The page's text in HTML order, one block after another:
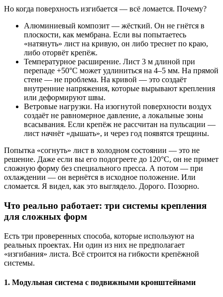
Но когда поверхность изгибается — всё ломается. Почему?
Алюминиевый композит — жёсткий. Он не гнётся в
плоскости, как мембрана. Если вы попытаетесь
«натянуть» лист на кривую, он либо треснет по краю,
либо оторвёт крепёж.
Температурное расширение. Лист 3 м длиной при
перепаде +50°C может удлиниться на 4–5 мм. На прямой
стене — не проблема. На кривой — это создаёт
внутренние напряжения, которые вырывают крепления
или деформируют швы.
Ветровые нагрузки. На изогнутой поверхности воздух
создаёт не равномерное давление, а локальные зоны
всасывания. Если крепёж не рассчитан на пульсации —
лист начнёт «дышать», и через год появятся трещины.
Попытка «согнуть» лист в холодном состоянии — это не
решение. Даже если вы его подогреете до 120°C, он не примет
сложную форму без специального пресса. А потом — при
охлаждении — он вернётся в исходное положение. Или
сломается. Я видел, как это выглядело. Дорого. Позорно.
Что реально работает: три системы крепления
для сложных форм
Есть три проверенных способа, которые используют на
реальных проектах. Ни один из них не предполагает
«изгибания» листа. Всё строится на гибкости крепёжной
системы.
1. Модульная система с подвижными кронштейнами